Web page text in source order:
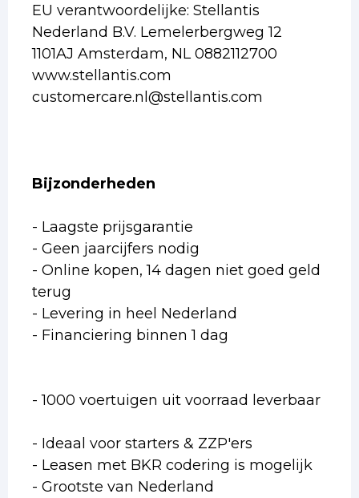
EU verantwoordelijke: Stellantis
Nederland B.V. Lemelerbergweg 12
1101AJ Amsterdam, NL 0882112700
www.stellantis.com
customercare.nl@stellantis.com
Bijzonderheden
- Laagste prijsgarantie
- Geen jaarcijfers nodig
- Online kopen, 14 dagen niet goed geld
terug
- Levering in heel Nederland
- Financiering binnen 1 dag
- 1000 voertuigen uit voorraad leverbaar
- Ideaal voor starters & ZZP'ers
- Leasen met BKR codering is mogelijk
- Grootste van Nederland